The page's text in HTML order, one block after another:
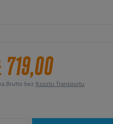
719,00
Brutto bez Kosztu Transportu